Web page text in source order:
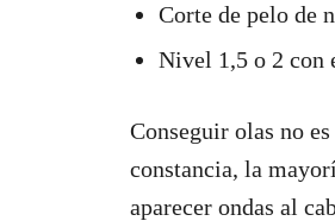
Corte de pelo de
Nivel 1,5 o 2 con
Conseguir olas no
constancia, la
aparecer ondas al